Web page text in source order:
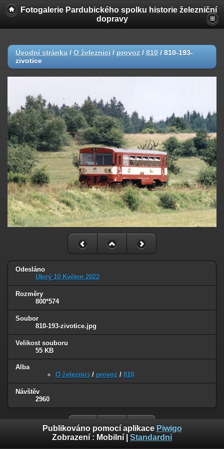
Fotogalerie Pardubického spolku historie železniční
dopravy
Úvodní stránka / O železnici / provoz / 810 / 810-193-
zivotice
Odesláno
Úterý 10 Květen 2022
Rozměry
800*574
Soubor
810-193-zivotice.jpg
Velikost souboru
55 KB
Alba
O železnici / provoz / 810
Návštěv
2960
Publikováno pomocí aplikace Piwigo
Zobrazení : Mobilní Standardní